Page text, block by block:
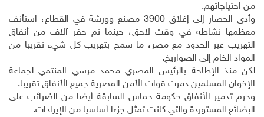
من احتياجاتهم.
وأدى الحصار إلى إغلاق 3900 مصنع وورشة في القطاع، استأنف
معظمها نشاطه في وقت لاحق، حينما تم حفر آلاف من أنفاق
التهريب عبر الحدود مع مصر، ما سمح بتهريب كل شيء تقريبا من
المواد الخام إلى الصواريخ.
لكن منذ الإطاحة بالرئيس المصري محمد مرسي المنتمي لجماعة
الإخوان المسلمين دمرت قوات الأمن المصرية جميع الأنفاق تقريبا.
وحرم تدمير الأنفاق حكومة حماس السابقة أيضا من الضرائب على
البضائع المستوردة والتي كانت تمثل جزءا أساسيا من الإيرادات.